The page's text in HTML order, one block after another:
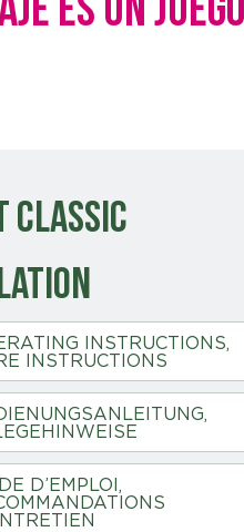
Classic
INSTRUCTIONS,
INSTRUCTIONS
D’EMPLOI,